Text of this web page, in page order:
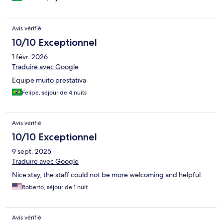
Avis vérifié
10/10 Exceptionnel
1 févr. 2026
Traduire avec Google
Equipe muito prestativa
Felipe, séjour de 4 nuits
Avis vérifié
10/10 Exceptionnel
9 sept. 2025
Traduire avec Google
Nice stay, the staff could not be more welcoming and helpful.
Roberto, séjour de 1 nuit
Avis vérifié